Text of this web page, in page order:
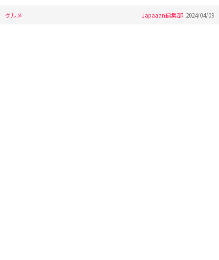
グルメ Japaaan編集部 2024/04/09